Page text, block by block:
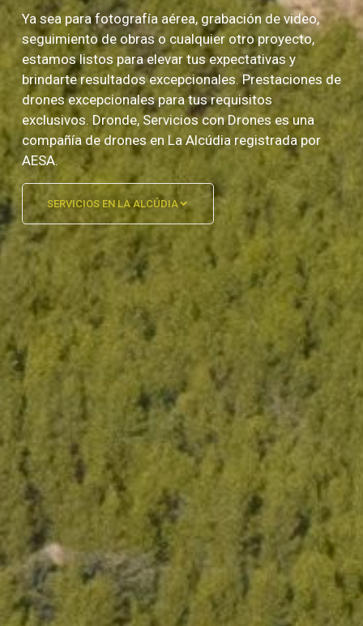
Ya sea para fotografía aérea, grabación de video,
seguimiento de obras o cualquier otro proyecto,
estamos listos para elevar tus expectativas y
brindarte resultados excepcionales. Prestaciones de
drones excepcionales para tus requisitos
exclusivos. Dronde, Servicios con Drones es una
compañía de drones en La Alcúdia registrada por
AESA.
SERVICIOS EN LA ALCÚDIA